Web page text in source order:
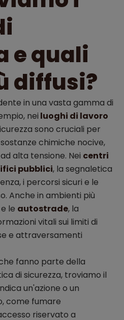
e quali
diffusi?
in una vasta gamma di
nei luoghi di lavoro
sono cruciali per
chimiche nocive,
alta tensione. Nei centri
pubblici, la segnaletica
i percorsi sicuri e le
Anche in ambienti più
e le autostrade, la
vitali sui limiti di
e attraversamenti
fanno parte della
di sicurezza, troviamo il
un'azione o un
come fumare
riservato a